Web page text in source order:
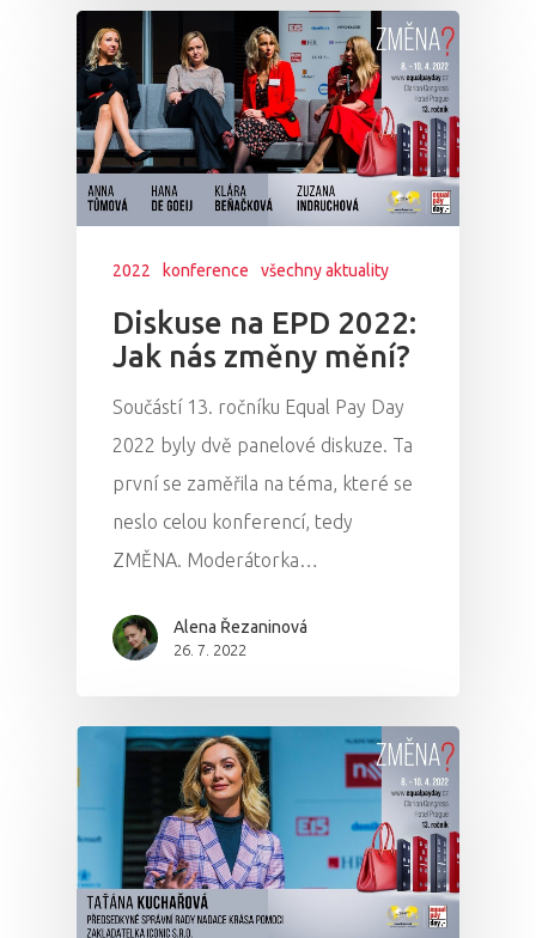
2022 konference všechny aktuality
Diskuse na EPD 2022:
Jak nás změny mění?
Součástí 13. ročníku Equal Pay Day
2022 byly dvě panelové diskuze. Ta
první se zaměřila na téma, které se
neslo celou konferencí, tedy
ZMĚNA. Moderátorka…
Alena Řezaninová
26. 7. 2022
PŘIHLÁŠENÍ
Domů
Program 26.3.